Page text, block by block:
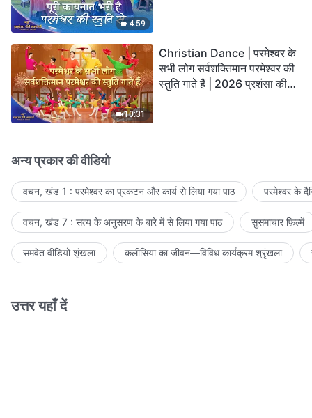
4:59
10:31
Christian Dance | परमेश्वर के
सभी लोग सर्वशक्तिमान परमेश्वर की
स्तुति गाते हैं | 2026 प्रशंसा की
अन्य प्रकार की वीडियो
वचन, खंड 1 : परमेश्वर का प्रकटन और कार्य से लिया गया पाठ परमेश्वर के
वचन, खंड 7 : सत्य के अनुसरण के बारे में से लिया गया पाठ सुसमाचार फ़िल्में
समवेत वीडियो शृंखला कलीसिया का जीवन—विविध कार्यक्रम श्रृंखला
उत्तर यहाँ दें